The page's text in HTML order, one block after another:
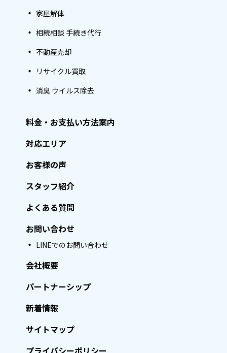
家屋解体
相続相談 手続き代行
不動産売却
リサイクル買取
消臭 ウイルス除去
料金・お支払い方法案内
対応エリア
お客様の声
スタッフ紹介
よくある質問
お問い合わせ
LINEでのお問い合わせ
会社概要
パートナーシップ
新着情報
サイトマップ